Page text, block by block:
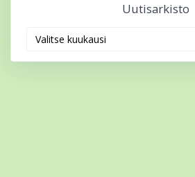
Uutisarkisto